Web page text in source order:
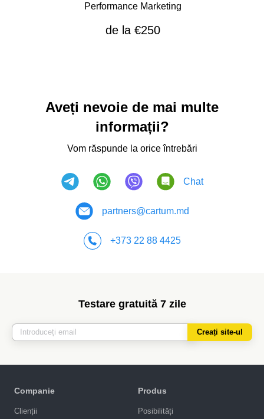
Performance Marketing
de la €250
Aveți nevoie de mai multe
informații?
Vom răspunde la orice întrebări
Chat
partners@cartum.md
+373 22 88 4425
Testare gratuită 7 zile
Creați site-ul
Companie
Clienții
Produs
Posibilități